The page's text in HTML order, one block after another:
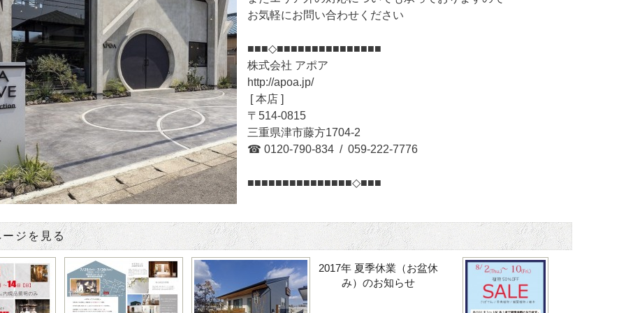
お気軽にお問い合わせください
■■■◇■■■■■■■■■■■■■■■
株式会社 アポア
http://apoa.jp/
[ 本店 ]
〒514-0815
三重県津市藤方1704-2
☎ 0120-790-834 / 059-222-7776
■■■■■■■■■■■■■■■◇■■■
ジを見る
2017年 夏季休業（お盆休
み）のお知らせ